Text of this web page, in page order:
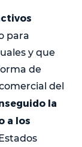
para
y que
de
del
la
a los